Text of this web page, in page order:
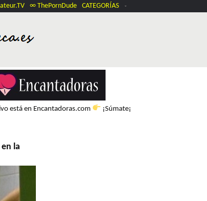
∞ ThePornDude CATEGORÍAS
está en Encantadoras.com ¡Súmate¡
la